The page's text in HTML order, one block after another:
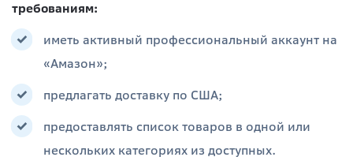
требованиям:
иметь активный профессиональный аккаунт на
«Амазон»;
предлагать доставку по США;
предоставлять список товаров в одной или
нескольких категориях из доступных.